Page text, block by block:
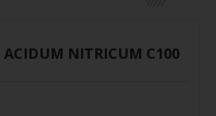
ACIDUM NITRICUM C100